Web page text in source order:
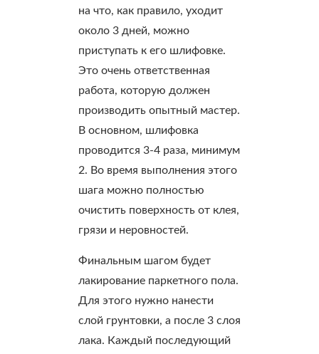
на что, как правило, уходит
около 3 дней, можно
приступать к его шлифовке.
Это очень ответственная
работа, которую должен
производить опытный мастер.
В основном, шлифовка
проводится 3-4 раза, минимум
2. Во время выполнения этого
шага можно полностью
очистить поверхность от клея,
грязи и неровностей.
Финальным шагом будет
лакирование паркетного пола.
Для этого нужно нанести
слой грунтовки, а после 3 слоя
лака. Каждый последующий